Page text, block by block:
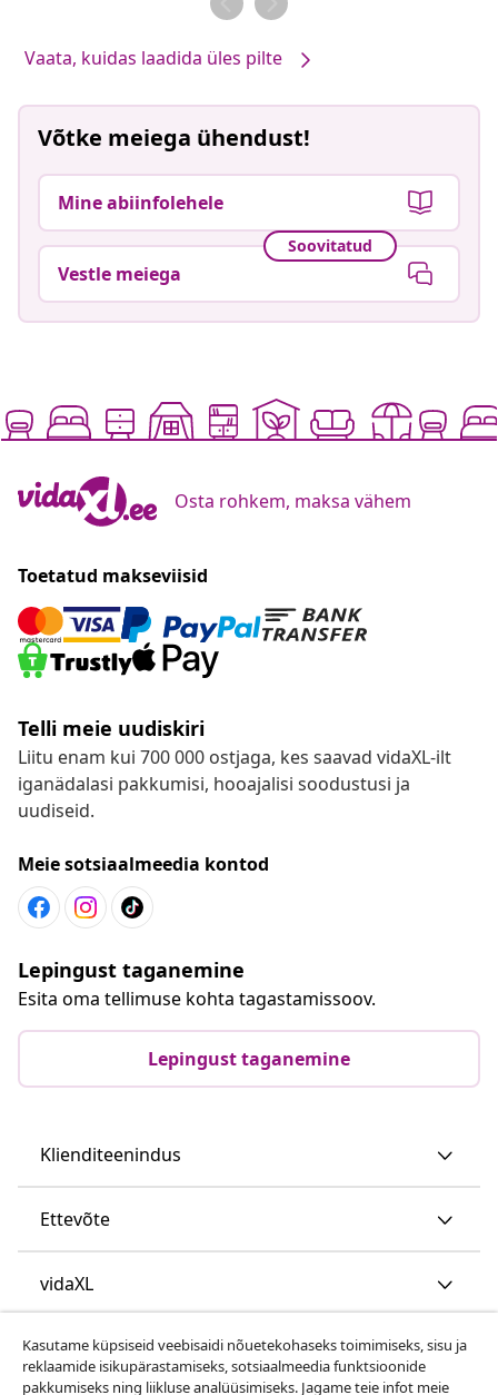
Vaata, kuidas laadida üles pilte
Võtke meiega ühendust!
Mine abiinfolehele
Soovitatud
Vestle meiega
Osta rohkem, maksa vähem
Toetatud makseviisid
Telli meie uudiskiri
Liitu enam kui 700 000 ostjaga, kes saavad vidaXL-ilt
iganädalasi pakkumisi, hooajalisi soodustusi ja
uudiseid.
Meie sotsiaalmeedia kontod
Lepingust taganemine
Esita oma tellimuse kohta tagastamissoov.
Lepingust taganemine
Klienditeenindus
Ettevõte
vidaXL
Vaata rohkem
Kasutame küpsiseid veebisaidi nõuetekohaseks toimimiseks, sisu ja
reklaamide isikupärastamiseks, sotsiaalmeedia funktsioonide
pakkumiseks ning liikluse analüüsimiseks. Jagame teie infot meie